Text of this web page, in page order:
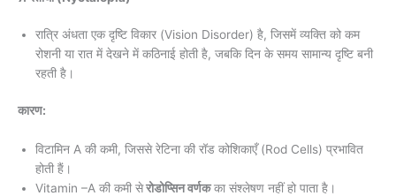
रात्रि अंधता एक दृष्टि विकार (Vision Disorder) है, जिसमें व्यक्ति को कम
रोशनी या रात में देखने में कठिनाई होती है, जबकि दिन के समय सामान्य दृष्टि बनी
रहती है।
कारण:
विटामिन A की कमी, जिससे रेटिना की रॉड कोशिकाएँ (Rod Cells) प्रभावित
होती हैं।
Vitamin –A की कमी सेरोडोप्सिन वर्णकका संश्लेषण नहीं हो पाता है।